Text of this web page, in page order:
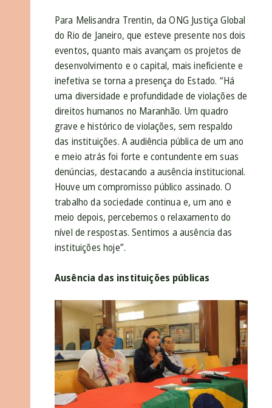
Para Melisandra Trentin, da ONG Justiça Global
do Rio de Janeiro, que esteve presente nos dois
eventos, quanto mais avançam os projetos de
desenvolvimento e o capital, mais ineficiente e
inefetiva se torna a presença do Estado. “Há
uma diversidade e profundidade de violações de
direitos humanos no Maranhão. Um quadro
grave e histórico de violações, sem respaldo
das instituições. A audiência pública de um ano
e meio atrás foi forte e contundente em suas
denúncias, destacando a ausência institucional.
Houve um compromisso público assinado. O
trabalho da sociedade continua e, um ano e
meio depois, percebemos o relaxamento do
nível de respostas. Sentimos a ausência das
instituições hoje”.
Ausência das instituições públicas